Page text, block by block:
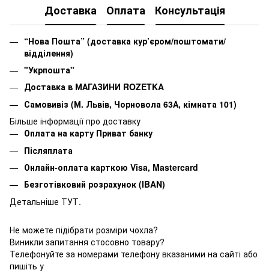
Доставка Оплата Консультація
“Нова Пошта” (доставка кур’єром/поштомати/
відділення)
"Укрпошта"
Доставка в МАГАЗИНИ ROZETKA
Самовивіз (М. Львів, Чорновола 63А, кімната 101)
Більше інформації про доставку
Оплата на карту Приват банку
Післяплата
Онлайн-оплата карткою Visa, Mastercard
Безготівковий розрахунок (IBAN)
Детальніше ТУТ.
Не можете підібрати розміри чохла?
Виникли запитання стосовно товару?
Телефонуйте за номерами телефону вказаними на сайті або
пишіть у